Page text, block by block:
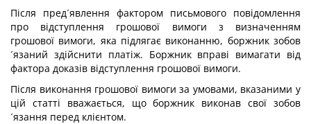
Після пред´явлення фактором письмового повідомлення
про відступлення грошової вимоги з визначенням
грошової вимоги, яка підлягає виконанню, боржник зобов
´язаний здійснити платіж. Боржник вправі вимагати від
фактора доказів відступлення грошової вимоги.
Після виконання грошової вимоги за умовами, вказаними у
цій статті вважається, що боржник виконав свої зобов
´язання перед клієнтом.